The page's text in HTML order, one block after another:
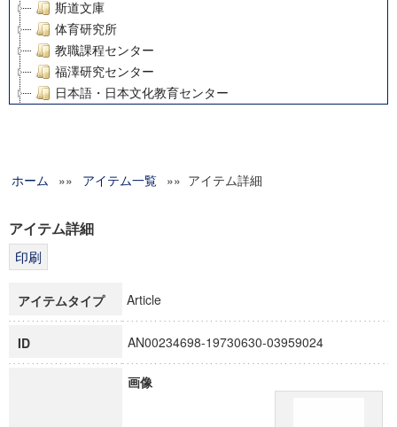
斯道文庫
体育研究所
教職課程センター
福澤研究センター
日本語・日本文化教育センター
グローバルリサーチインスティテュート
科学研究費補助金研究成果報告書
博士課程教育リーディングプログラム「超成熟社会発展のサ
ホーム »» アイテム一覧 »» アイテム詳細
アイテム詳細
アイテムタイプ Article
ID AN00234698-19730630-03959024
画像